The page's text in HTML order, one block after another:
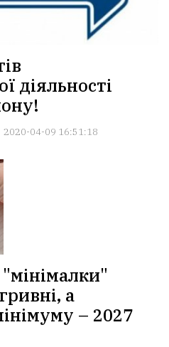
діяльності
2020-04-09 16:51:18
"мінімалки"
а
– 2027